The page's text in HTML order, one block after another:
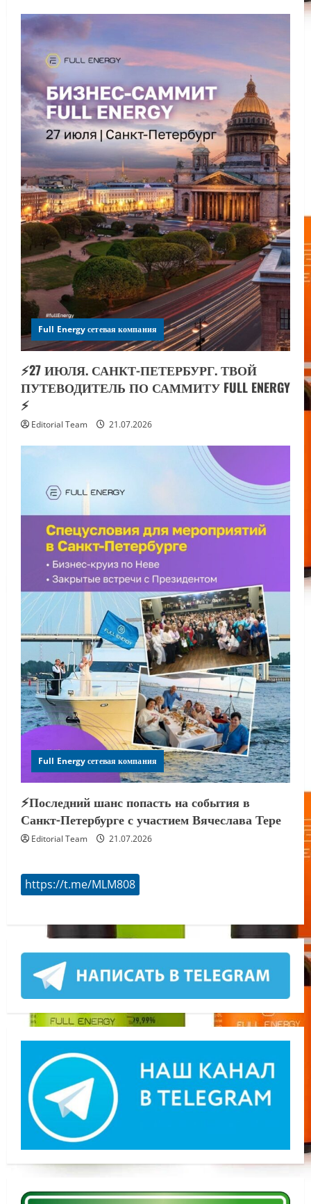
Full Energy сетевая компания
⚡️27 ИЮЛЯ. САНКТ-ПЕТЕРБУРГ. ТВОЙ
ПУТЕВОДИТЕЛЬ ПО САММИТУ FULL ENERGY
⚡️
Editorial Team 21.07.2026
Full Energy сетевая компания
⚡️Последний шанс попасть на события в
Санкт-Петербурге с участием Вячеслава Тере
Editorial Team 21.07.2026
https://t.me/MLM808